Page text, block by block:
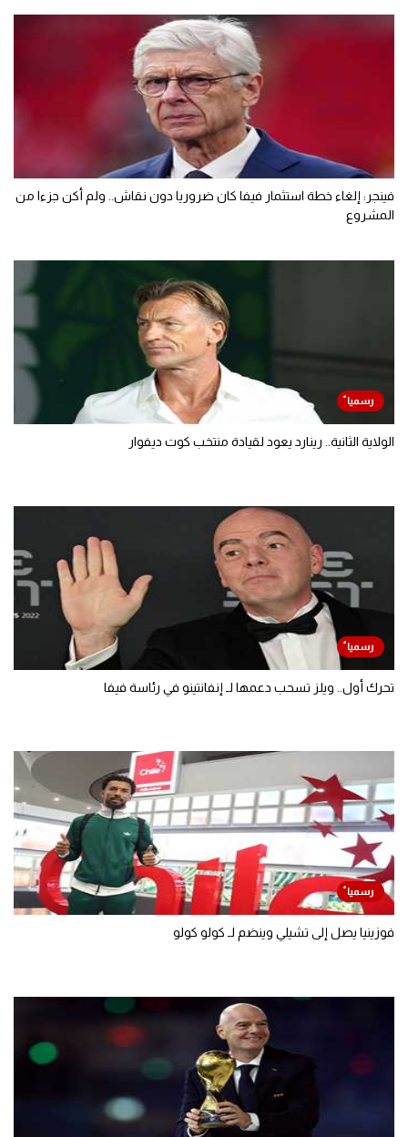
فينجر: إلغاء خطة استثمار فيفا كان ضروريا دون نقاش.. ولم أكن جزءا من
المشروع
الولاية الثانية.. رينارد يعود لقيادة منتخب كوت ديفوار
تحرك أول.. ويلز تسحب دعمها لـ إنفانتينو في رئاسة فيفا
فوزينيا يصل إلى تشيلي وينضم لـ كولو كولو